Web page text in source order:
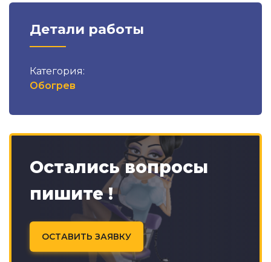
Детали работы
Категория:
Обогрев
Остались вопросы
пишите !
ОСТАВИТЬ ЗАЯВКУ